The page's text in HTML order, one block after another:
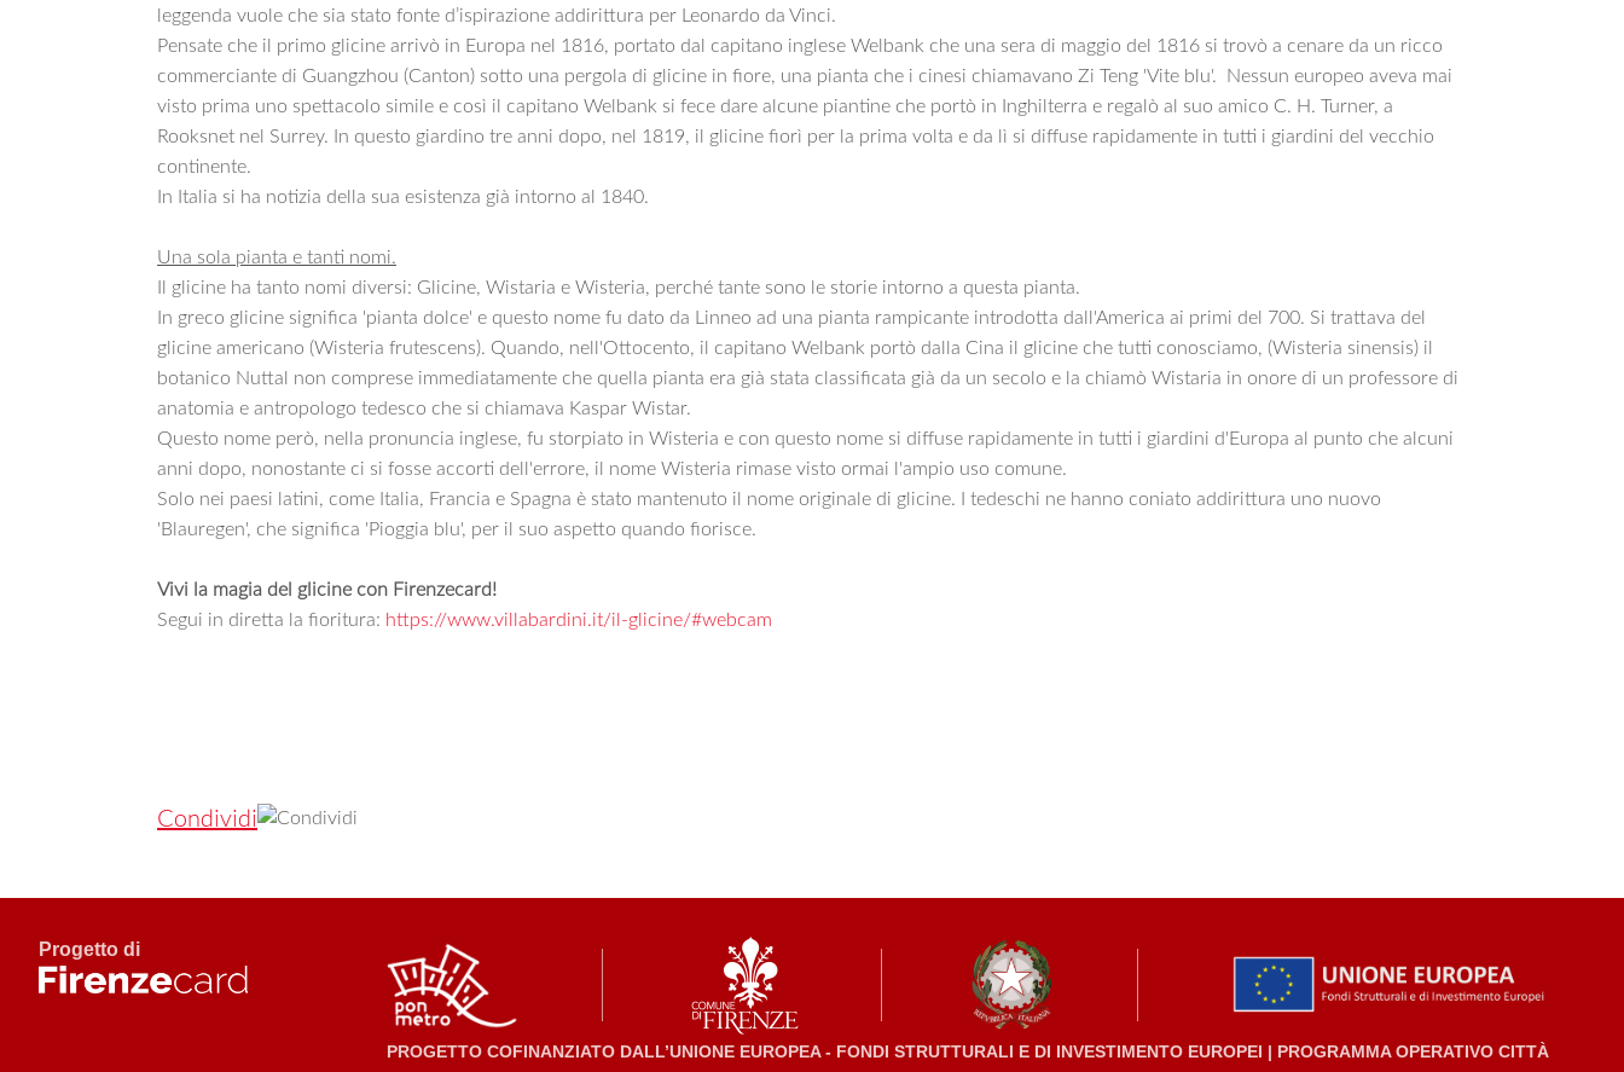
leggenda vuole che sia stato fonte d’ispirazione addirittura per Leonardo da Vinci.
Pensate che il primo glicine arrivò in Europa nel 1816, portato dal capitano inglese Welbank che una sera di maggio del 1816 si trovò a cenare da un ricco
commerciante di Guangzhou (Canton) sotto una pergola di glicine in fiore, una pianta che i cinesi chiamavano Zi Teng 'Vite blu'. Nessun europeo aveva mai
visto prima uno spettacolo simile e così il capitano Welbank si fece dare alcune piantine che portò in Inghilterra e regalò al suo amico C. H. Turner, a
Rooksnet nel Surrey. In questo giardino tre anni dopo, nel 1819, il glicine fiorì per la prima volta e da lì si diffuse rapidamente in tutti i giardini del vecchio
continente.
In Italia si ha notizia della sua esistenza già intorno al 1840.
Una sola pianta e tanti nomi.
Il glicine ha tanto nomi diversi: Glicine, Wistaria e Wisteria, perché tante sono le storie intorno a questa pianta.
In greco glicine significa 'pianta dolce' e questo nome fu dato da Linneo ad una pianta rampicante introdotta dall'America ai primi del 700. Si trattava del
glicine americano (Wisteria frutescens). Quando, nell'Ottocento, il capitano Welbank portò dalla Cina il glicine che tutti conosciamo, (Wisteria sinensis) il
botanico Nuttal non comprese immediatamente che quella pianta era già stata classificata già da un secolo e la chiamò Wistaria in onore di un professore di
anatomia e antropologo tedesco che si chiamava Kaspar Wistar.
Questo nome però, nella pronuncia inglese, fu storpiato in Wisteria e con questo nome si diffuse rapidamente in tutti i giardini d'Europa al punto che alcuni
anni dopo, nonostante ci si fosse accorti dell'errore, il nome Wisteria rimase visto ormai l'ampio uso comune.
Solo nei paesi latini, come Italia, Francia e Spagna è stato mantenuto il nome originale di glicine. I tedeschi ne hanno coniato addirittura uno nuovo
'Blauregen', che significa 'Pioggia blu', per il suo aspetto quando fiorisce.
Vivi la magia del glicine con Firenzecard!
Segui in diretta la fioritura: https://www.villabardini.it/il-glicine/#webcam
Condividi
Progetto di
PROGETTO COFINANZIATO DALL’UNIONE EUROPEA - FONDI STRUTTURALI E DI INVESTIMENTO EUROPEI | PROGRAMMA OPERATIVO CITTÀ